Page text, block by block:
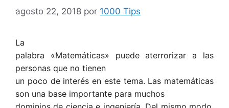
agosto 22, 2018 por 1000 Tips
La
palabra «Matemáticas» puede aterrorizar a las
personas que no tienen
un poco de interés en este tema. Las matemáticas
son una base importante para muchos